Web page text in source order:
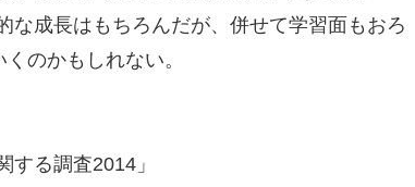
な成長はもちろんだが、併せて学習面もおろ
のかもしれない。
る調査2014」